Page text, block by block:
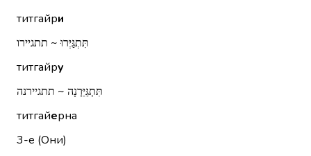
титгайри
תִּתְגַּיְּרוּ ~ תתגיירו
титгайру
תִּתְגַּיֵּרְנָה ~ תתגיירנה
титгайерна
3-е (Они)